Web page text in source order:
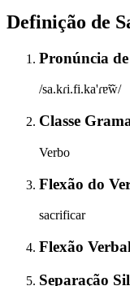
Definição de
Pronúncia de
/sa.kɾi.fi.ka'ɾɐ̃w̃/
Classe
Verbo
Flexão do
sacrificar
Flexão Verbal
Separação